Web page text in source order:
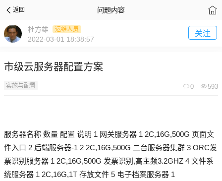
返回 问题内容
杜方雄 运维人员
2022-03-01 18:38:57
关注
市级云服务器配置方案
实施与配置 0 593
服务器名称 数量 配置 说明 1 网关服务器 1 2C,16G,500G 页面文
件入口 2 后端服务器-1 2 2C,16G,500G 二台服务器集群 3 ORC发
票识别服务器 1 2C,16G,500G 发票识别,高主频3.2GHZ 4 文件系
统服务器 1 2C,16G,1T 存放文件 5 电子档案服务器 1